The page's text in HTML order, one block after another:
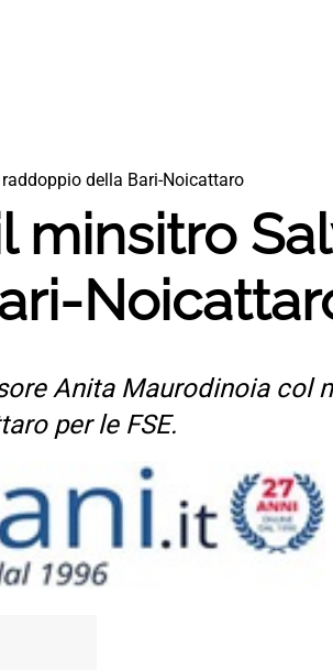
della Bari-Noicattaro
minsitro
Anita Maurodinoia col
per le FSE.